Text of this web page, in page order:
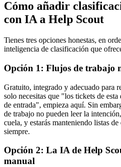
Cómo añadir
con IA a Help Scout
Tienes tres opciones honestas, en
inteligencia de clasificación que
Opción 1: Flujos de trabajo
Gratuito, integrado y adecuado para
solo necesitas que "los tickets de
de entrada", empieza aquí. Sin
de trabajo no pueden leer la
cuela, y estarás manteniendo listas
siempre.
Opción 2: La IA de Help
manual